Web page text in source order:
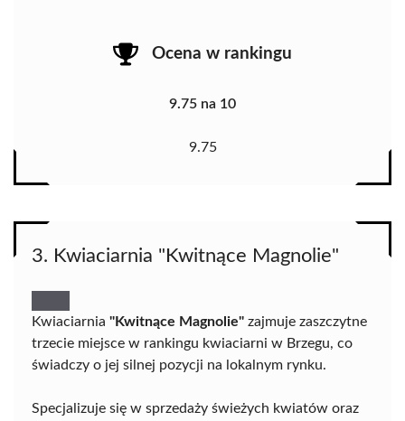
Ocena w rankingu
9.75 na 10
9.75
3. Kwiaciarnia "Kwitnące Magnolie"
Kwiaciarnia "Kwitnące Magnolie" zajmuje zaszczytne
trzecie miejsce w rankingu kwiaciarni w Brzegu, co
świadczy o jej silnej pozycji na lokalnym rynku.
Specjalizuje się w sprzedaży świeżych kwiatów oraz